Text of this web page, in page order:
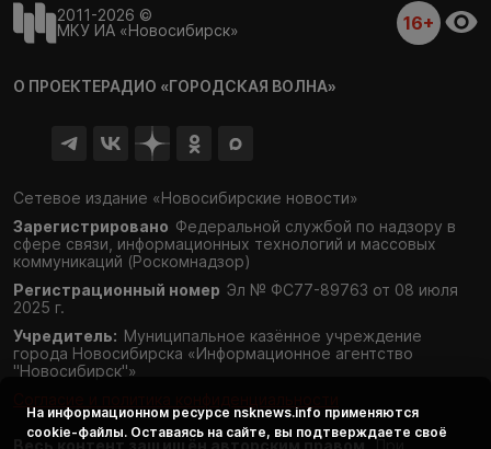
2011-2026 ©
МКУ ИА «Новосибирск»
16+
О ПРОЕКТЕРАДИО «ГОРОДСКАЯ ВОЛНА»
Сетевое издание «Новосибирские новости»
Зарегистрировано Федеральной службой по надзору в
сфере связи, информационных технологий и массовых
коммуникаций (Роскомнадзор)
Регистрационный номер Эл № ФС77-89763 от 08 июля
2025 г.
Учредитель: Муниципальное казённое учреждение
города Новосибирска «Информационное агентство
"Новосибирск"»
На информационном ресурсе nsknews.info применяются
cookie-файлы. Оставаясь на сайте, вы подтверждаете своё